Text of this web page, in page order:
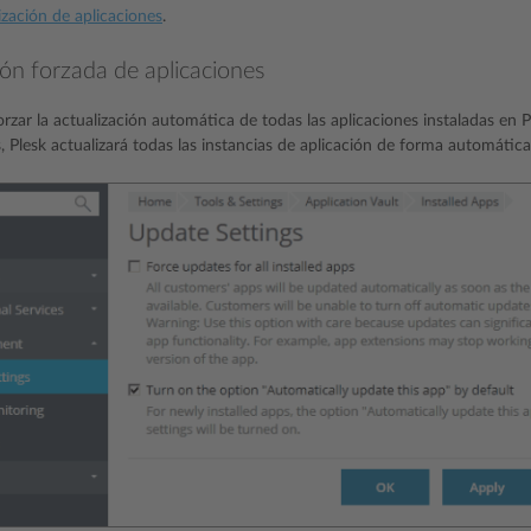
de aplicaciones.
forzada de aplicaciones
la actualización automática de todas las aplicaciones instaladas en
Plesk actualizará todas las instancias de aplicación de forma